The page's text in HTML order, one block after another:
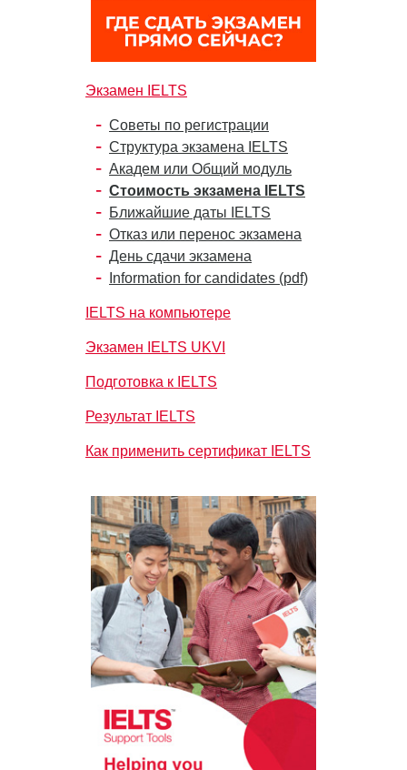
Экзамен IELTS
Советы по регистрации
Структура экзамена IELTS
Академ или Общий модуль
Стоимость экзамена IELTS
Ближайшие даты IELTS
Отказ или перенос экзамена
День сдачи экзамена
Information for candidates (pdf)
IELTS на компьютере
Экзамен IELTS UKVI
Подготовка к IELTS
Результат IELTS
Как применить сертификат IELTS